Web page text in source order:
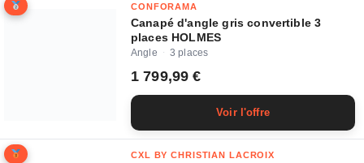
CONFORAMA
Canapé d'angle gris convertible 3
places HOLMES
Angle · 3 places
1 799,99 €
Voir l'offre
CXL BY CHRISTIAN LACROIX